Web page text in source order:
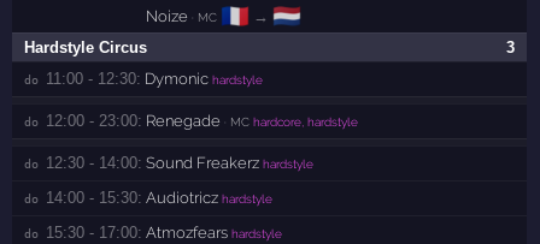
Noize · MC 🇫🇷 → 🇳🇱
3
Hardstyle Circus
do 11:00 - 12:30: Dymonic hardstyle
do 12:00 - 23:00: Renegade · MC hardcore, hardstyle
do 12:30 - 14:00: Sound Freakerz hardstyle
do 14:00 - 15:30: Audiotricz hardstyle
do 15:30 - 17:00: Atmozfears hardstyle